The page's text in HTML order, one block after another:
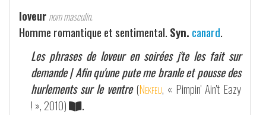
loveur nom masculin.
Homme romantique et sentimental. Syn. canard.
Les phrases de loveur en soirées j'te les fait sur
demande | Afin qu'une pute me branle et pousse des
hurlements sur le ventre (Nekfeu, « Pimpin' Ain't Eazy
! », 2010)
.